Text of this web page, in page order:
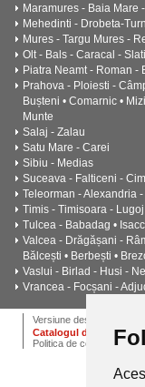
Maramures - Baia Mare
Mehedinti - Drobeta-
Mures - Targu Mures -
Olt - Bals - Caracal -
Piatra Neamt - Roman -
Prahova - Ploiesti -
Bușteni • Comarnic •
Munte
Salaj - Zalau
Satu Mare - Carei
Sibiu - Medias
Suceava - Falticeni -
Teleorman - Alexandria
Timis - Timisoara - Lugoj
Tulcea - Babadag •
Valcea - Drăgășani -
Bălcești • Berbești •
Vaslui - Birlad - Husi -
Vrancea - Focșani -
Versiune desktop
Catalogul de instalatii
Politica de confidentialitate